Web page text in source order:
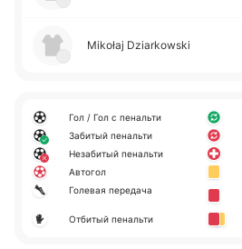
Mikołaj Dziarkowski
Гол / Гол с пенальти
Забитый пенальти
Незабитый пенальти
Автогол
Голевая передача
Отбитый пенальти